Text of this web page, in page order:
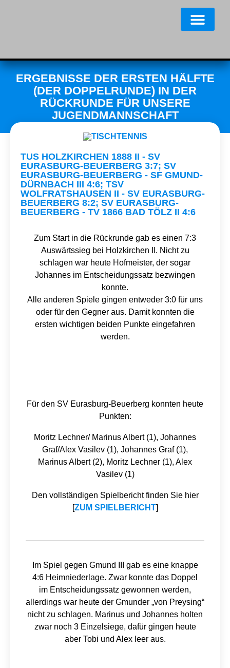
ERGEBNISSE DER ERSTEN HÄLFTE
(DER DOPPELRUNDE) IN DER
RÜCKRUNDE FÜR UNSERE
JUGENDMANNSCHAFT
TUS HOLZKIRCHEN 1888 II - SV
EURASBURG-BEUERBERG 3:7; SV
EURASBURG-BEUERBERG - SF GMUND-
DÜRNBACH III 4:6; TSV
WOLFRATSHAUSEN II - SV EURASBURG-
BEUERBERG 8:2; SV EURASBURG-
BEUERBERG - TV 1866 BAD TÖLZ II 4:6
Zum Start in die Rückrunde gab es einen 7:3
Auswärtssieg bei Holzkirchen II. Nicht zu
schlagen war heute Hofmeister, der sogar
Johannes im Entscheidungssatz bezwingen
konnte.
Alle anderen Spiele gingen entweder 3:0 für uns
oder für den Gegner aus. Damit konnten die
ersten wichtigen beiden Punkte eingefahren
werden.
Für den SV Eurasburg-Beuerberg konnten heute
Punkten:
Moritz Lechner/ Marinus Albert (1), Johannes
Graf/Alex Vasilev (1), Johannes Graf (1),
Marinus Albert (2), Moritz Lechner (1), Alex
Vasilev (1)
Den vollständigen Spielbericht finden Sie hier
[ZUM SPIELBERICHT]
Im Spiel gegen Gmund III gab es eine knappe
4:6 Heimniederlage. Zwar konnte das Doppel
im Entscheidungssatz gewonnen werden,
allerdings war heute der Gmunder „von Preysing“
nicht zu schlagen. Marinus und Johannes holten
zwar noch 3 Einzelsiege, dafür gingen heute
aber Tobi und Alex leer aus.